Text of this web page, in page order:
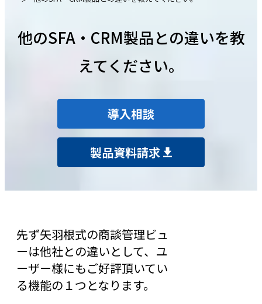
他のSFA・CRM製品との違いを教
えてください。
導入相談
製品資料請求
先ず矢羽根式の商談管理ビュ
ーは他社との違いとして、ユ
ーザー様にもご好評頂いてい
る機能の１つとなります。